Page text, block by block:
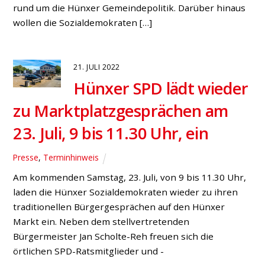
rund um die Hünxer Gemeindepolitik. Darüber hinaus
wollen die Sozialdemokraten […]
21. JULI 2022
Hünxer SPD lädt wieder
zu Marktplatzgesprächen am
23. Juli, 9 bis 11.30 Uhr, ein
Presse, Terminhinweis
Am kommenden Samstag, 23. Juli, von 9 bis 11.30 Uhr,
laden die Hünxer Sozialdemokraten wieder zu ihren
traditionellen Bürgergesprächen auf den Hünxer
Markt ein. Neben dem stellvertretenden
Bürgermeister Jan Scholte-Reh freuen sich die
örtlichen SPD-Ratsmitglieder und -